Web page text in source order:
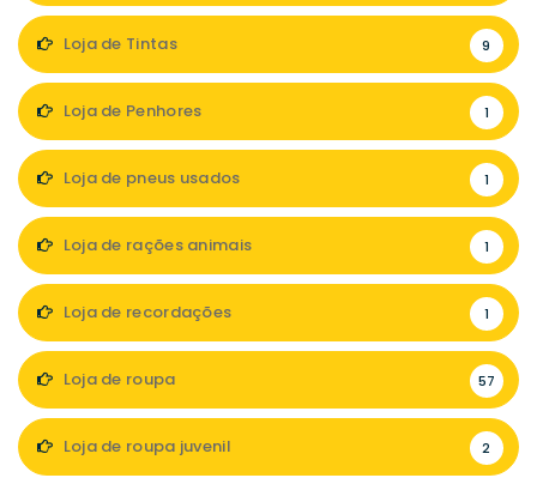
Loja de Tintas 9
Loja de Penhores 1
Loja de pneus usados 1
Loja de rações animais 1
Loja de recordações 1
Loja de roupa 57
Loja de roupa juvenil 2